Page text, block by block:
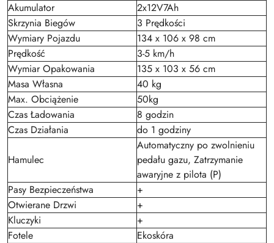
Akumulator
2x12V7Ah
Skrzynia Biegów
3 Prędkości
Wymiary Pojazdu
134 x 106 x 98 cm
Prędkość
3-5 km/h
Wymiar Opakowania
135 x 103 x 56 cm
Masa Własna
40 kg
Max. Obciążenie
50kg
Czas Ładowania
8 godzin
Czas Działania
do 1 godziny
Hamulec
Automatyczny po zwolnieniu
pedału gazu, Zatrzymanie
awaryjne z pilota (P)
Pasy Bezpieczeństwa
+
Otwierane Drzwi
+
Kluczyki
+
Fotele
Ekoskóra